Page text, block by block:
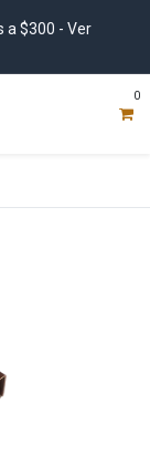
a $300 - Ver
0